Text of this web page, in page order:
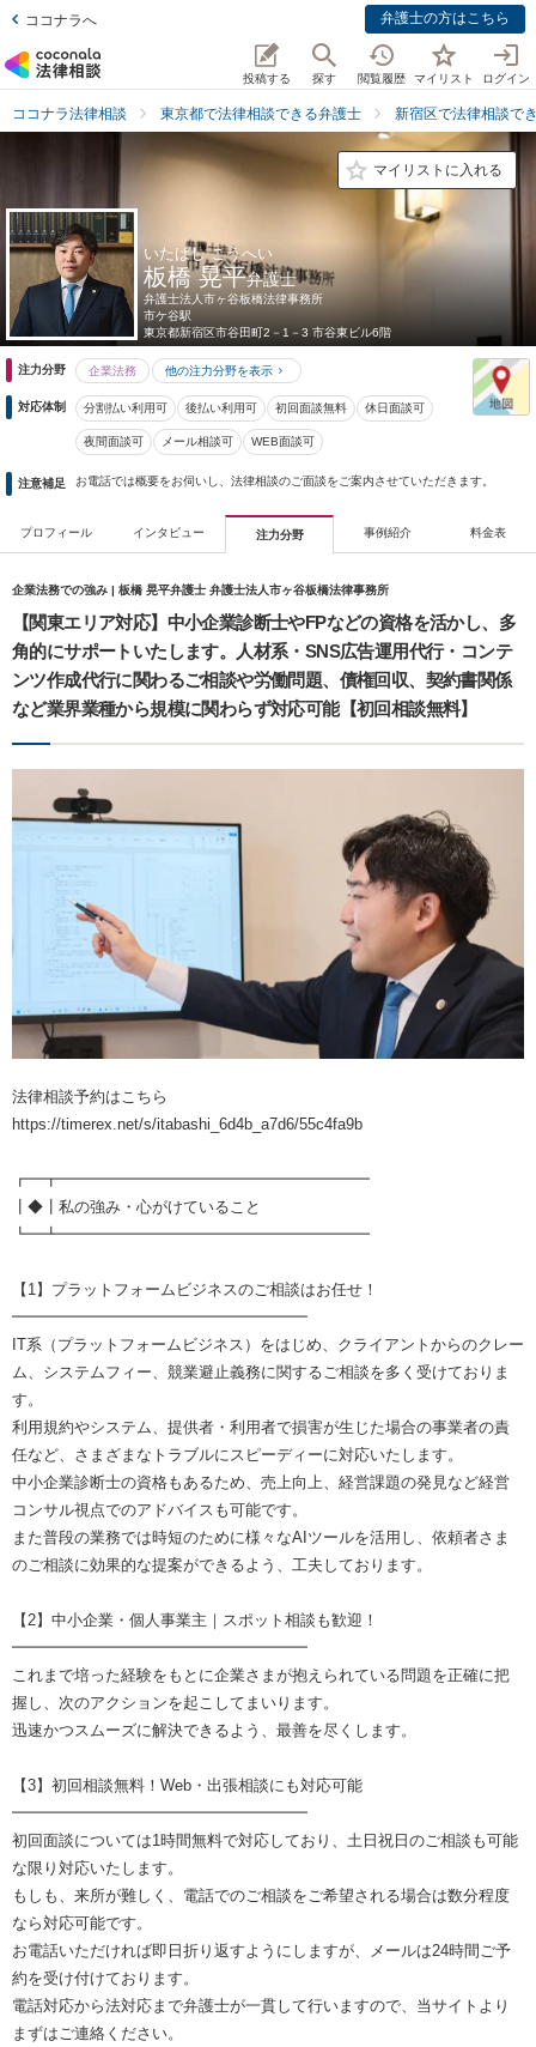
ココナラへ 弁護士の方はこちら
投稿する 探す 閲覧履歴 マイリスト ログイン
ココナラ法律相談 東京都で法律相談できる弁護士 新宿区で法律相談で
マイリストに入れる
いたばし こうへい
板橋 晃平弁護士
弁護士法人市ヶ谷板橋法律事務所
市ケ谷駅
東京都新宿区市谷田町2－1－3 市谷東ビル6階
注力分野 企業法務 他の注力分野を表示
対応体制 分割払い利用可 後払い利用可 初回面談無料 休日面談可
夜間面談可 メール相談可 WEB面談可
注意補足 お電話では概要をお伺いし、法律相談のご面談をご案内させていただきます。
プロフィール インタビュー 注力分野 事例紹介 料金表
企業法務での強み | 板橋 晃平弁護士 弁護士法人市ヶ谷板橋法律事務所
【関東エリア対応】中小企業診断士やFPなどの資格を活かし、多
角的にサポートいたします。人材系・SNS広告運用代行・コンテ
ンツ作成代行に関わるご相談や労働問題、債権回収、契約書関係
など業界業種から規模に関わらず対応可能【初回相談無料】
法律相談予約はこちら
https://timerex.net/s/itabashi_6d4b_a7d6/55c4fa9b
┏━┳━━━━━━━━━━━━━━━━━━━━
┃◆┃私の強み・心がけていること
┗━┻━━━━━━━━━━━━━━━━━━━━
【1】プラットフォームビジネスのご相談はお任せ！
━━━━━━━━━━━━━━━━━━━
IT系（プラットフォームビジネス）をはじめ、クライアントからのクレー
ム、システムフィー、競業避止義務に関するご相談を多く受けておりま
す。
利用規約やシステム、提供者・利用者で損害が生じた場合の事業者の責
任など、さまざまなトラブルにスピーディーに対応いたします。
中小企業診断士の資格もあるため、売上向上、経営課題の発見など経営
コンサル視点でのアドバイスも可能です。
また普段の業務では時短のために様々なAIツールを活用し、依頼者さま
のご相談に効果的な提案ができるよう、工夫しております。
【2】中小企業・個人事業主｜スポット相談も歓迎！
━━━━━━━━━━━━━━━━━━━
これまで培った経験をもとに企業さまが抱えられている問題を正確に把
握し、次のアクションを起こしてまいります。
迅速かつスムーズに解決できるよう、最善を尽くします。
【3】初回相談無料！Web・出張相談にも対応可能
━━━━━━━━━━━━━━━━━━━
初回面談については1時間無料で対応しており、土日祝日のご相談も可能
な限り対応いたします。
もしも、来所が難しく、電話でのご相談をご希望される場合は数分程度
なら対応可能です。
お電話いただければ即日折り返すようにしますが、メールは24時間ご予
約を受け付けております。
電話対応から法対応まで弁護士が一貫して行いますので、当サイトより
まずはご連絡ください。